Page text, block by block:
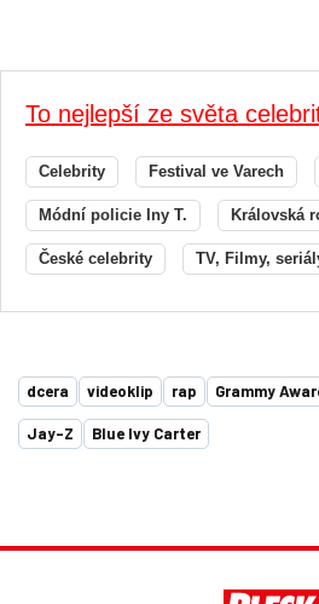
To nejlepší ze světa
Celebrity Festival ve Varech
Módní policie Iny T. Královská
České celebrity TV, Filmy,
dcera videoklip rap Grammy
Jay-Z Blue Ivy Carter